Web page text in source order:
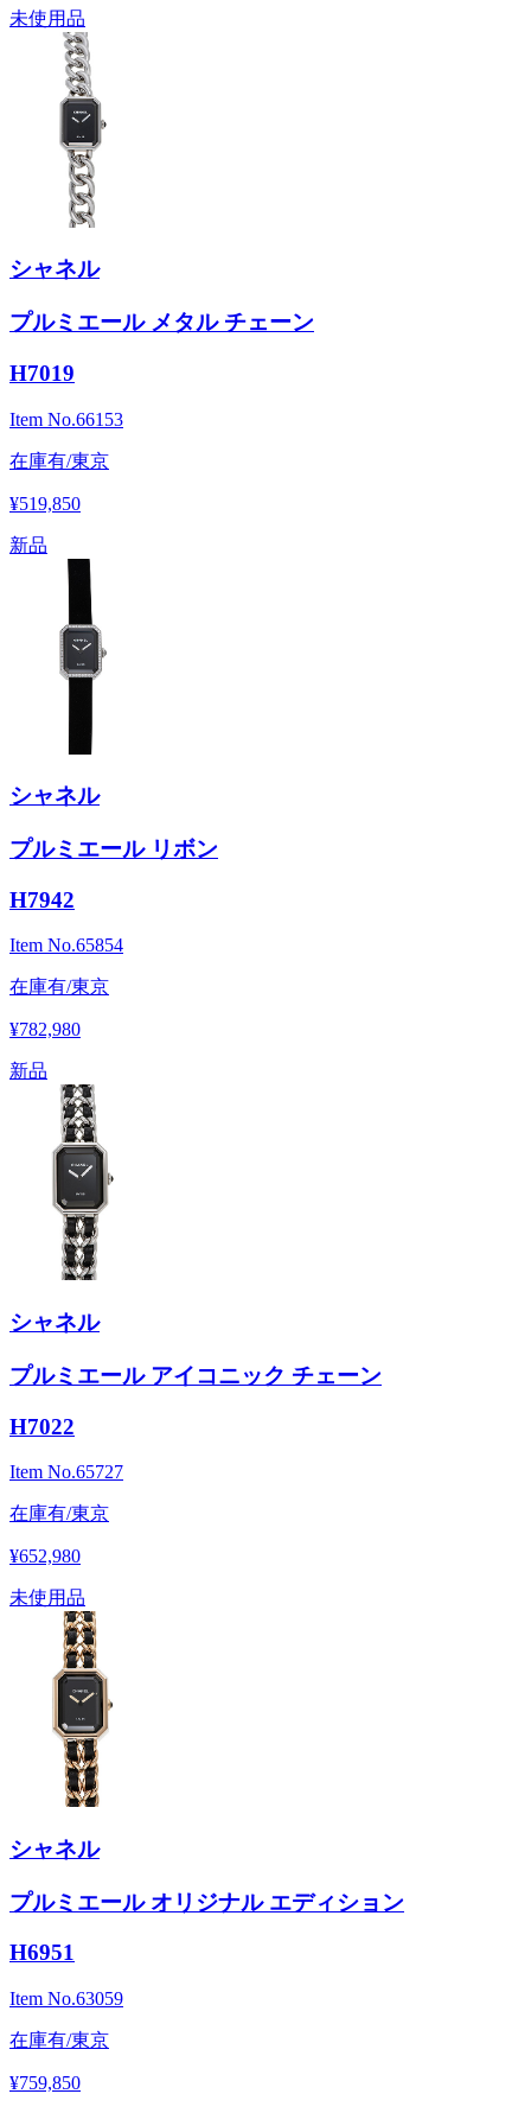
未使用品
シャネル
プルミエール メタル チェーン
H7019
Item No.66153
在庫有/東京
¥519,850
新品
シャネル
プルミエール リボン
H7942
Item No.65854
在庫有/東京
¥782,980
新品
シャネル
プルミエール アイコニック チェーン
H7022
Item No.65727
在庫有/東京
¥652,980
未使用品
シャネル
プルミエール オリジナル エディション
H6951
Item No.63059
在庫有/東京
¥759,850